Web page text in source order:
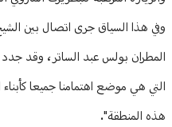
وفي هذا السياق جرى اتصال بين
المطران بولس عبد الساتر، وقد جدد
التي هي موضع اهتمامنا جميعا
هذه المنطقة".